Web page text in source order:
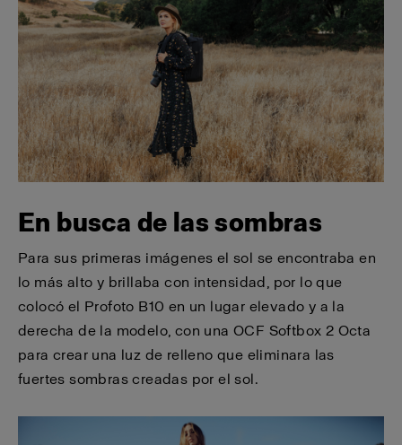
En busca de las sombras
Para sus primeras imágenes el sol se encontraba en
lo más alto y brillaba con intensidad, por lo que
colocó el Profoto B10 en un lugar elevado y a la
derecha de la modelo, con una OCF Softbox 2 Octa
para crear una luz de relleno que eliminara las
fuertes sombras creadas por el sol.